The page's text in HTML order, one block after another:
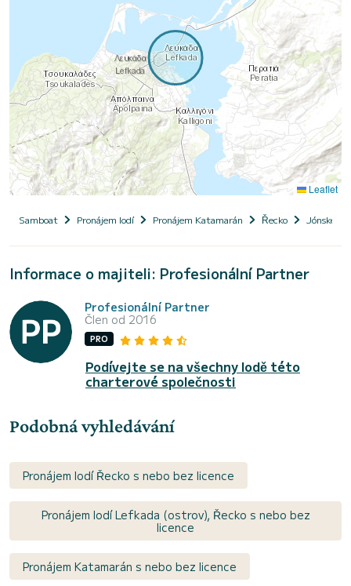
Leaflet
Samboat Pronájem lodí Pronájem Katamarán Řecko Jónské
Informace o majiteli: Profesionální Partner
Profesionální Partner
Člen od 2016
PRO
Podívejte se na všechny lodě této
charterové společnosti
Podobná vyhledávání
Pronájem lodí Řecko s nebo bez licence
Pronájem lodí Lefkada (ostrov), Řecko s nebo bez
licence
Pronájem Katamarán s nebo bez licence